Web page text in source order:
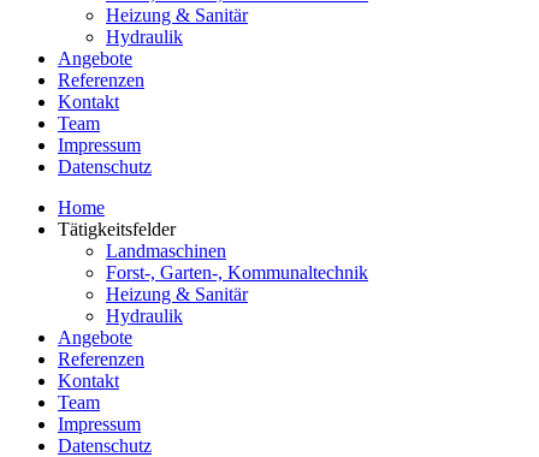
Heizung & Sanitär
Hydraulik
Angebote
Referenzen
Kontakt
Team
Impressum
Datenschutz
Home
Tätigkeitsfelder
Landmaschinen
Forst-, Garten-, Kommunaltechnik
Heizung & Sanitär
Hydraulik
Angebote
Referenzen
Kontakt
Team
Impressum
Datenschutz